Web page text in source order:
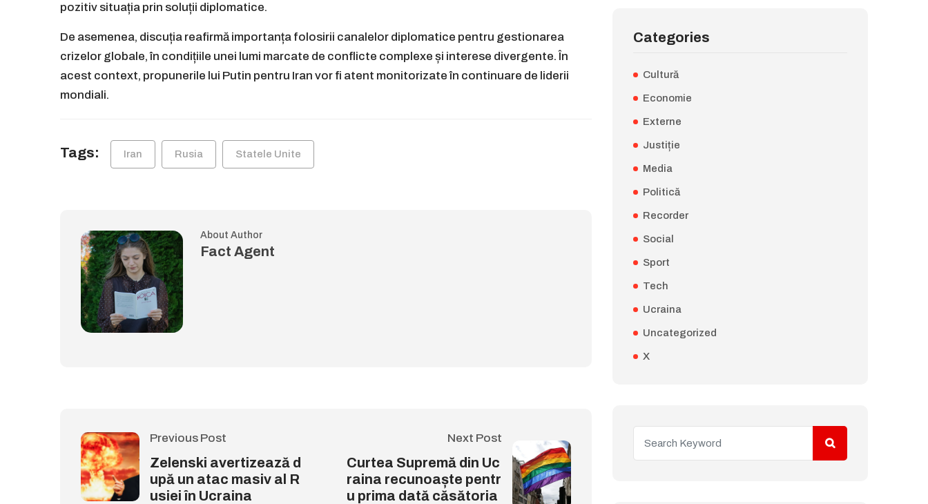
pozitiv situația prin soluții diplomatice.
De asemenea, discuția reafirmă importanța folosirii canalelor diplomatice pentru gestionarea
crizelor globale, în condițiile unei lumi marcate de conflicte complexe și interese divergente. În
acest context, propunerile lui Putin pentru Iran vor fi atent monitorizate în continuare de liderii
mondiali.
Tags: Iran Rusia Statele Unite
About Author
Fact Agent
Previous Post
Zelenski avertizează d
upă un atac masiv al R
usiei în Ucraina
Next Post
Curtea Supremă din Uc
raina recunoaște pentr
u prima dată căsătoria
Categories
Cultură
Economie
Externe
Justiție
Media
Politică
Recorder
Social
Sport
Tech
Ucraina
Uncategorized
X